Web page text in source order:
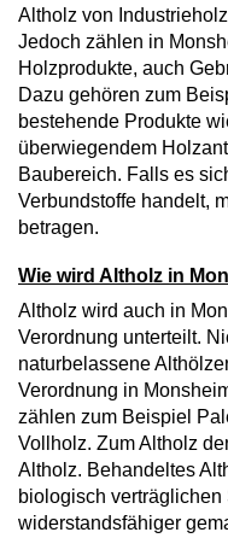
Altholz von
Jedoch zählen in
Holzprodukte, auch
Dazu gehören zum
bestehende Produkte
überwiegendem
Baubereich. Falls es
Verbundstoffe handelt,
betragen.
Wie wird Altholz in
Altholz wird auch in
Verordnung unterteilt.
naturbelassene
Verordnung in
zählen zum Beispiel
Vollholz. Zum Altholz
Altholz. Behandeltes
biologisch verträglichen
widerstandsfähiger